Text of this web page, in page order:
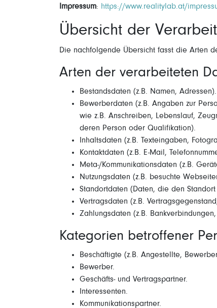
Impressum: https://www.realitylab.at/
Übersicht der
Die nachfolgende Übersicht fasst die Arten
Arten der verarbeiteten
Bestandsdaten (z.B. Namen, Adressen).
Bewerberdaten (z.B. Angaben zur
wie z.B. Anschreiben, Lebenslauf,
deren Person oder Qualifikation).
Inhaltsdaten (z.B. Texteingaben,
Kontaktdaten (z.B. E-Mail,
Meta-/Kommunikationsdaten (z.B.
Nutzungsdaten (z.B. besuchte
Standortdaten (Daten, die den
Vertragsdaten (z.B.
Zahlungsdaten (z.B.
Kategorien betroffener
Beschäftigte (z.B. Angestellte,
Bewerber.
Geschäfts- und Vertragspartner.
Interessenten.
Kommunikationspartner.